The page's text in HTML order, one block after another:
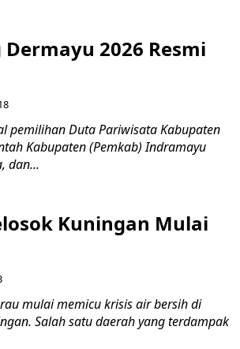
2026 Resmi
pemilihan Duta Pariwisata Kabupaten
Kabupaten (Pemkab) Indramayu
dan...
Kuningan Mulai
mulai memicu krisis air bersih di
Salah satu daerah yang terdampak